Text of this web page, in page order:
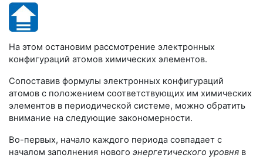
На этом остановим рассмотрение электронных
конфигураций атомов химических элементов.
Сопоставив формулы электронных конфигураций
атомов с положением соответствующих им химических
элементов в периодической системе, можно обратить
внимание на следующие закономерности.
Во-первых, начало каждого периода совпадает с
началом заполнения нового энергетического уровня в